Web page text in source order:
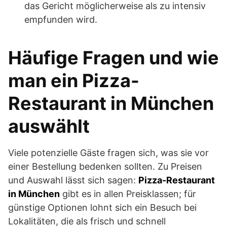
das Gericht möglicherweise als zu intensiv
empfunden wird.
Häufige Fragen und wie
man ein Pizza-
Restaurant in München
auswählt
Viele potenzielle Gäste fragen sich, was sie vor
einer Bestellung bedenken sollten. Zu Preisen
und Auswahl lässt sich sagen: Pizza-Restaurant
in München gibt es in allen Preisklassen; für
günstige Optionen lohnt sich ein Besuch bei
Lokalitäten, die als frisch und schnell